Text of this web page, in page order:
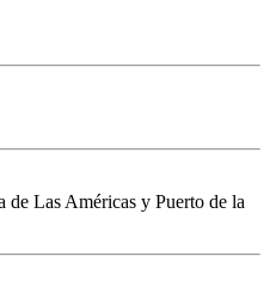
de Las Américas y Puerto de la